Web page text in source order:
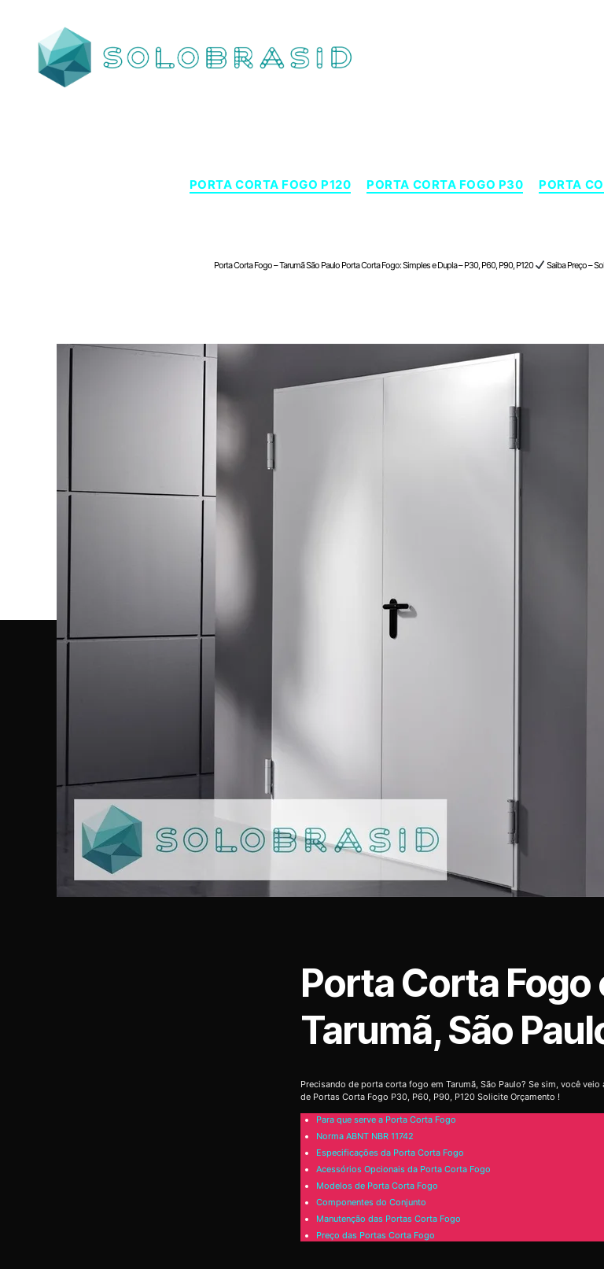
PORTA CORTA FOGO P120 PORTA CORTA FOGO P30 PORTA
Porta Corta Fogo – Tarumã São Paulo Porta Corta Fogo: Simples e Dupla – P30, P60, P90, P120 Saiba Preço –
Porta Corta Fogo
Tarumã, São
Precisando de porta corta fogo em Tarumã, São Paulo? Se sim, você veio
de Portas Corta Fogo P30, P60, P90, P120 Solicite Orçamento !
Para que serve a Porta Corta Fogo
Norma ABNT NBR 11742
Especificações da Porta Corta Fogo
Acessórios Opcionais da Porta Corta Fogo
Modelos de Porta Corta Fogo
Componentes do Conjunto
Manutenção das Portas Corta Fogo
Preço das Portas Corta Fogo